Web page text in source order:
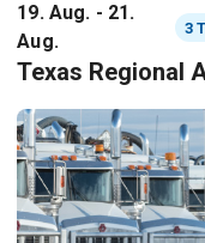
19. Aug. - 21.
Aug.
Texas Regional